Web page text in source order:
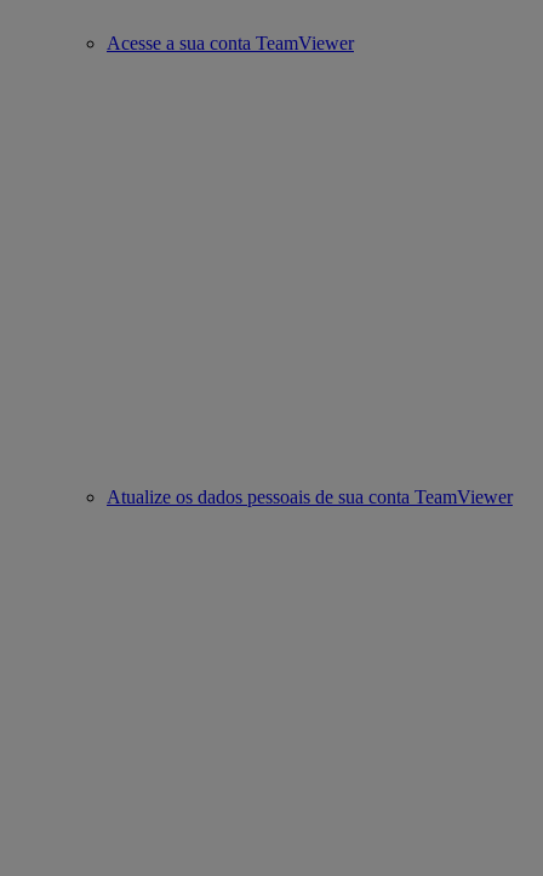
Acesse a sua conta TeamViewer
Atualize os dados pessoais de sua conta TeamViewer